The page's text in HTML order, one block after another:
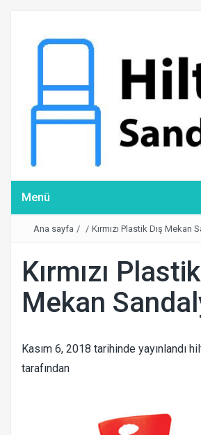
Menü
Ana sayfa / / Kırmızı Plastik Dış Mekan
Kırmızı
Mekan
Kasım 6, 2018 tarihinde yayınlandı
tarafından